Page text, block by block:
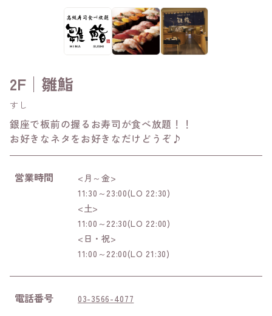
2F│雛鮨
すし
銀座で板前の握るお寿司が食べ放題！！
お好きなネタをお好きなだけどうぞ♪
営業時間
<月～金>
11:30～23:00(LO 22:30)
<土>
11:00～22:30(LO 22:00)
<日・祝>
11:00～22:00(LO 21:30)
電話番号 03-3566-4077